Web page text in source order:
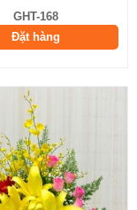
GHT-168
Đặt hàng